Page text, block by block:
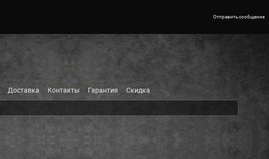
Отправить сообщение
Доставка Контакты Гарантия Скидка